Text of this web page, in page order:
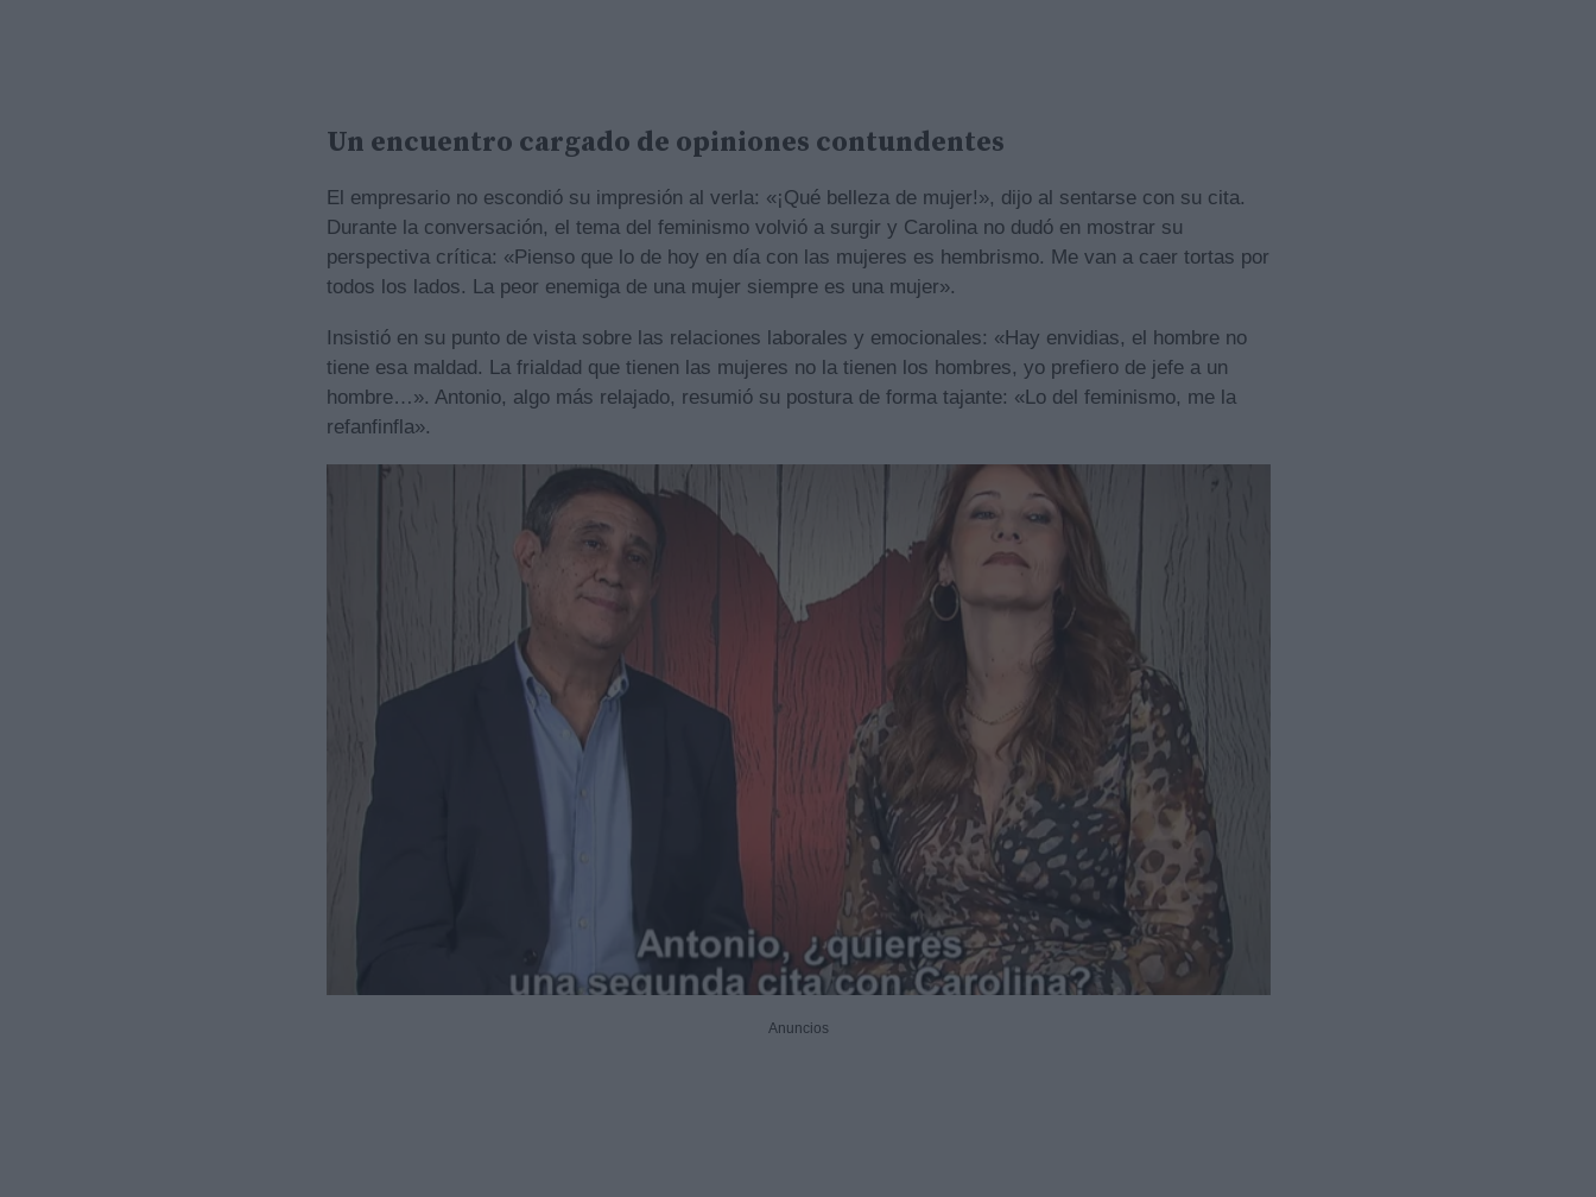
Un encuentro cargado de opiniones contundentes
El empresario no escondió su impresión al verla: «¡Qué belleza de mujer!», dijo al sentarse con su cita.
Durante la conversación, el tema del feminismo volvió a surgir y Carolina no dudó en mostrar su
perspectiva crítica: «Pienso que lo de hoy en día con las mujeres es hembrismo. Me van a caer tortas por
todos los lados. La peor enemiga de una mujer siempre es una mujer».
Insistió en su punto de vista sobre las relaciones laborales y emocionales: «Hay envidias, el hombre no
tiene esa maldad. La frialdad que tienen las mujeres no la tienen los hombres, yo prefiero de jefe a un
hombre…». Antonio, algo más relajado, resumió su postura de forma tajante: «Lo del feminismo, me la
refanfinfla».
Anuncios